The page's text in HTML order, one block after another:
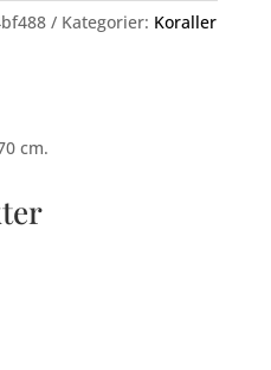
Kategorier: Koraller
cm.